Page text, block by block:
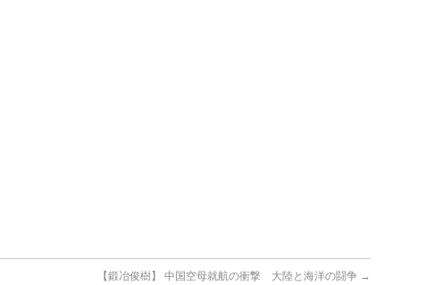
【鍛冶俊樹】 中国空母就航の衝撃 大陸と海洋の闘争 →